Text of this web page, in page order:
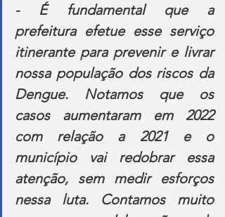
- É fundamental que a
prefeitura efetue esse serviço
itinerante para prevenir e livrar
nossa população dos riscos da
Dengue. Notamos que os
casos aumentaram em 2022
com relação a 2021 e o
município vai redobrar essa
atenção, sem medir esforços
nessa luta. Contamos muito